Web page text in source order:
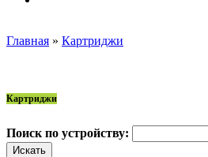
Главная » Картриджи
Картриджи
Поиск по устройству: